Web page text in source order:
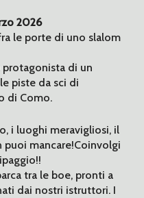
2026
le porte di uno slalom
di un
piste da sci di
di Como.
i luoghi meravigliosi, il
mancare!Coinvolgi
tra le boe, pronti a
dai nostri istruttori. I